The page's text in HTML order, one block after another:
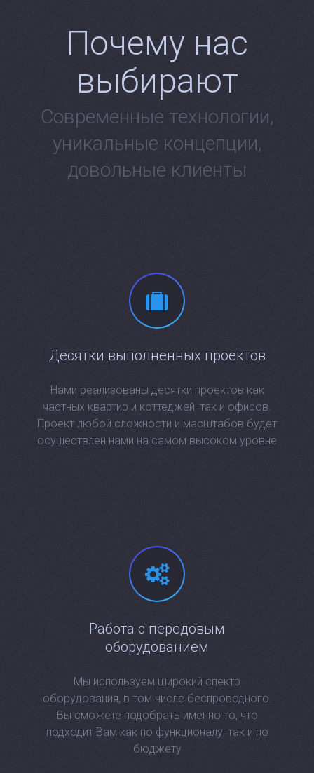
Почему нас
выбирают
Современные технологии,
уникальные концепции,
довольные клиенты
Десятки выполненных проектов
Нами реализованы десятки проектов как
частных квартир и коттеджей, так и офисов.
Проект любой сложности и масштабов будет
осуществлен нами на самом высоком уровне
Работа с передовым
оборудованием
Мы используем широкий спектр
оборудования, в том числе беспроводного.
Вы сможете подобрать именно то, что
подходит Вам как по функционалу, так и по
бюджету